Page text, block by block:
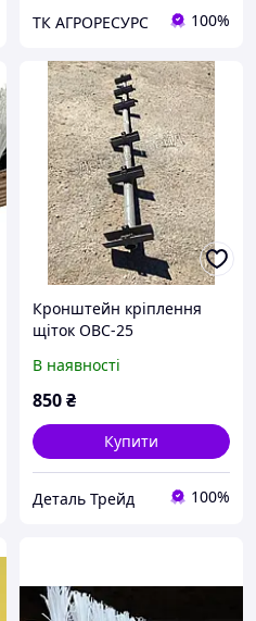
ТК АГРОРЕСУРС 100%
Кронштейн кріплення
щіток ОВС-25
В наявності
850₴
Купити
Деталь Трейд 100%